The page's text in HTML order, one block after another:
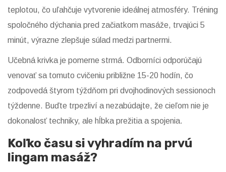
teplotou, čo uľahčuje vytvorenie ideálnej atmosféry. Tréning
spoločného dýchania pred začiatkom masáže, trvajúci 5
minút, výrazne zlepšuje súlad medzi partnermi.
Učebná krivka je pomerne strmá. Odborníci odporúčajú
venovať sa tomuto cvičeniu približne 15-20 hodín, čo
zodpovedá štyrom týždňom pri dvojhodinových sessionoch
týždenne. Buďte trpezliví a nezabúdajte, že cieľom nie je
dokonalosť techniky, ale hĺbka prežitia a spojenia.
Koľko času si vyhradím na prvú
lingam masáž?